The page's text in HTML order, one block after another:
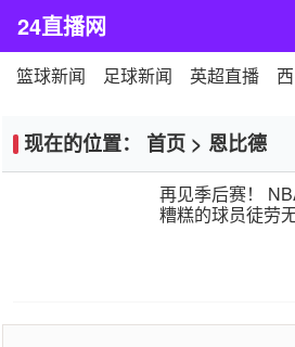
24直播网
篮球新闻 足球新闻 英超直播
现在的位置： 首页 > 恩比德
再见季后赛！
糟糕的球员徒劳